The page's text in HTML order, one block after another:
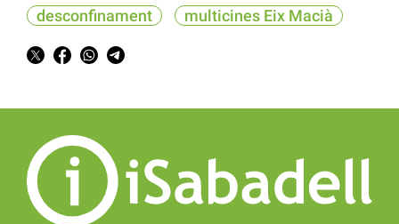
desconfinament multicines Eix Macià